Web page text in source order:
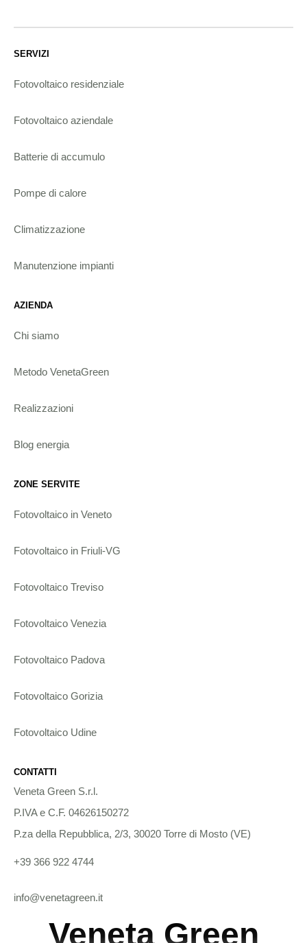
SERVIZI
Fotovoltaico residenziale
Fotovoltaico aziendale
Batterie di accumulo
Pompe di calore
Climatizzazione
Manutenzione impianti
AZIENDA
Chi siamo
Metodo VenetaGreen
Realizzazioni
Blog energia
ZONE SERVITE
Fotovoltaico in Veneto
Fotovoltaico in Friuli-VG
Fotovoltaico Treviso
Fotovoltaico Venezia
Fotovoltaico Padova
Fotovoltaico Gorizia
Fotovoltaico Udine
CONTATTI
Veneta Green S.r.l.
P.IVA e C.F. 04626150272
P.za della Repubblica, 2/3, 30020 Torre di Mosto (VE)
+39 366 922 4744
info@venetagreen.it
Veneta Green